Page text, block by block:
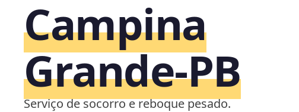
Campina
Grande‑PB
Serviço de socorro e reboque pesado.